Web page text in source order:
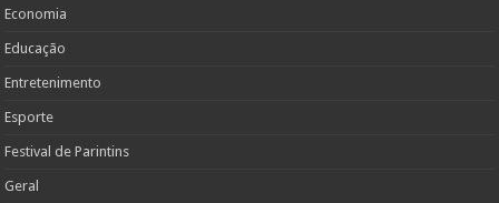
Economia
Educação
Entretenimento
Esporte
Festival de Parintins
Geral